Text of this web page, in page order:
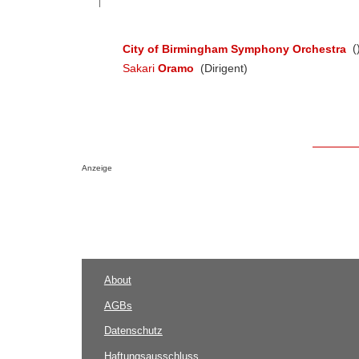
City of Birmingham Symphony Orchestra
Sakari Oramo (Dirigent)
Anzeige
About
AGBs
Datenschutz
Haftungsausschluss